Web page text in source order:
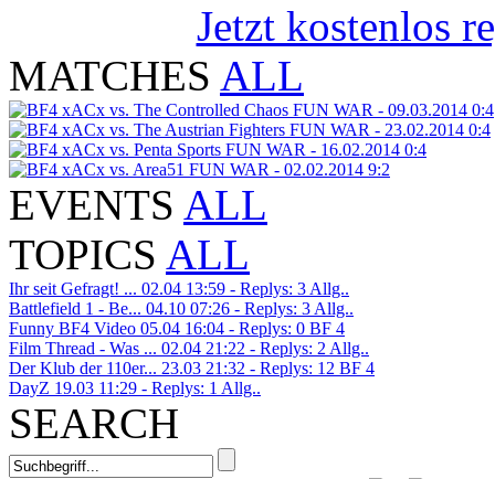
Jetzt kostenlos
MATCHES ALL
xACx vs. The Controlled Chaos FUN WAR - 09.03.2014 0:4
xACx vs. The Austrian Fighters FUN WAR - 23.02.2014 0:4
xACx vs. Penta Sports FUN WAR - 16.02.2014 0:4
xACx vs. Area51 FUN WAR - 02.02.2014 9:2
EVENTS ALL
TOPICS ALL
Ihr seit Gefragt! ... 02.04 13:59 - Replys: 3 Allg..
Battlefield 1 - Be... 04.10 07:26 - Replys: 3 Allg..
Funny BF4 Video 05.04 16:04 - Replys: 0 BF 4
Film Thread - Was ... 02.04 21:22 - Replys: 2 Allg..
Der Klub der 110er... 23.03 21:32 - Replys: 12 BF 4
DayZ 19.03 11:29 - Replys: 1 Allg..
SEARCH